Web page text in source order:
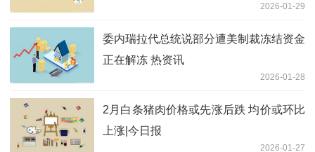
2026-01-29
委内瑞拉代总统说部分遭美制裁冻结资金
正在解冻 热资讯
2026-01-28
2月白条猪肉价格或先涨后跌 均价或环比
上涨|今日报
2026-01-27